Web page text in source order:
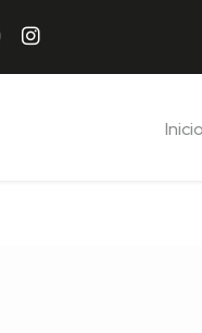
Inicio